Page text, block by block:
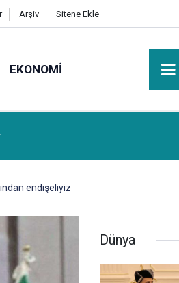
Arşiv Sitene Ekle
EKONOMI
vefat etmiştir
endişeliyiz
Dünya